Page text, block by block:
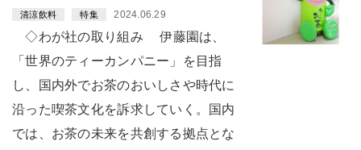
清涼飲料 特集 2024.06.29
◇わが社の取り組み 伊藤園は、
「世界のティーカンパニー」を目指
し、国内外でお茶のおいしさや時代に
沿った喫茶文化を訴求していく。国内
では、お茶の未来を共創する拠点とな